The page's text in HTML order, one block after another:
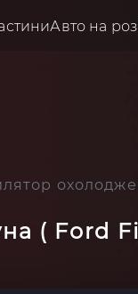
Авто на
( Ford